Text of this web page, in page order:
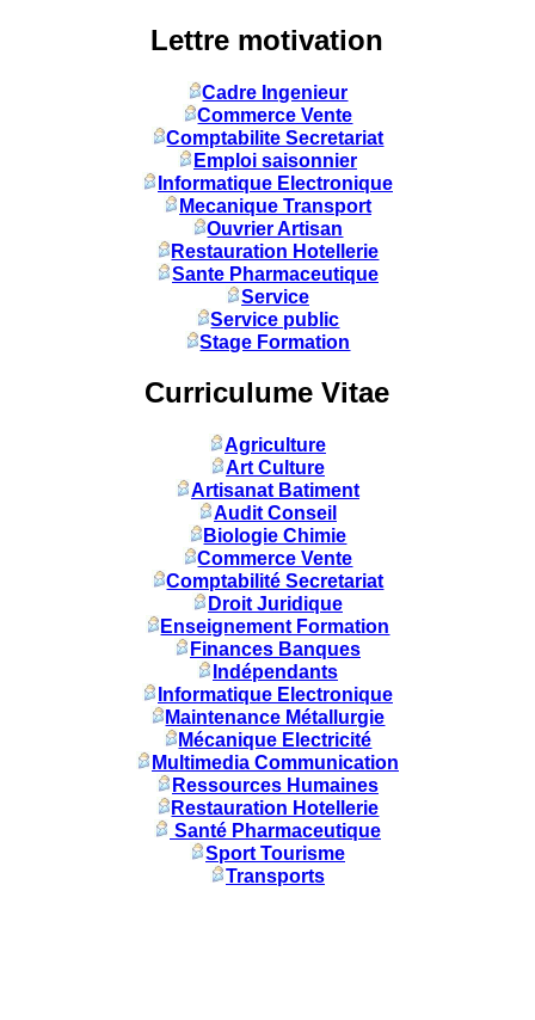
Lettre motivation
Cadre Ingenieur
Commerce Vente
Comptabilite Secretariat
Emploi saisonnier
Informatique Electronique
Mecanique Transport
Ouvrier Artisan
Restauration Hotellerie
Sante Pharmaceutique
Service
Service public
Stage Formation
Curriculume Vitae
Agriculture
Art Culture
Artisanat Batiment
Audit Conseil
Biologie Chimie
Commerce Vente
Comptabilité Secretariat
Droit Juridique
Enseignement Formation
Finances Banques
Indépendants
Informatique Electronique
Maintenance Métallurgie
Mécanique Electricité
Multimedia Communication
Ressources Humaines
Restauration Hotellerie
Santé Pharmaceutique
Sport Tourisme
Transports